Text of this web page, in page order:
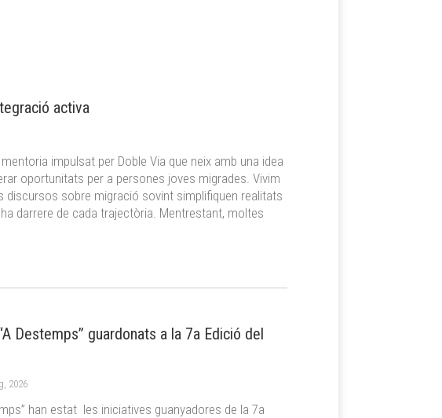
activa
impulsat per Doble Via que neix amb una idea
oportunitats per a persones joves migrades. Vivim
sobre migració sovint simplifiquen realitats
darrere de cada trajectòria. Mentrestant, moltes
Destemps” guardonats a la 7a Edició del
2026
han estat les iniciatives guanyadores de la 7a